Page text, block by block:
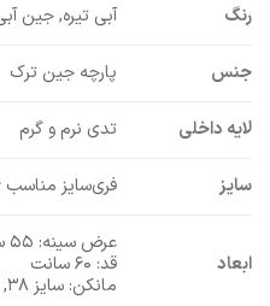
رنگ آبی تیره, جین آبی
جنس پارچه جین ترک
لایه داخلی تدی نرم و گرم
سایز فری‌سایز مناسب ۳۶ تا ۴۴
ابعاد
عرض سینه: ۵۵ سانت
قد: ۶۰ سانت
مانکن: سایز ۳۸, قد ۱۶۵ سانتی‌متر